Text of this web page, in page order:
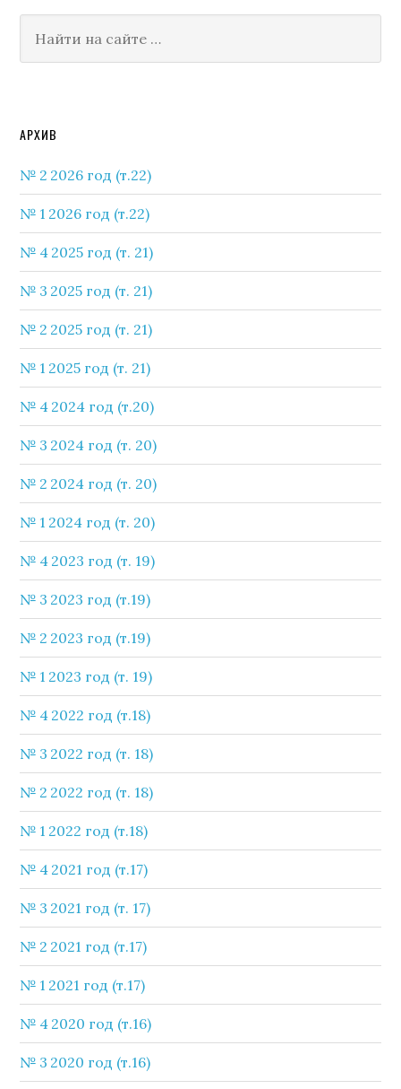
на
Secondary
Sidebar
АРХИВ
№ 2 2026 год (т.22)
№ 1 2026 год (т.22)
№ 4 2025 год (т. 21)
№ 3 2025 год (т. 21)
№ 2 2025 год (т. 21)
№ 1 2025 год (т. 21)
№ 4 2024 год (т.20)
№ 3 2024 год (т. 20)
№ 2 2024 год (т. 20)
№ 1 2024 год (т. 20)
№ 4 2023 год (т. 19)
№ 3 2023 год (т.19)
№ 2 2023 год (т.19)
№ 1 2023 год (т. 19)
№ 4 2022 год (т.18)
№ 3 2022 год (т. 18)
№ 2 2022 год (т. 18)
№ 1 2022 год (т.18)
№ 4 2021 год (т.17)
№ 3 2021 год (т. 17)
№ 2 2021 год (т.17)
№ 1 2021 год (т.17)
№ 4 2020 год (т.16)
№ 3 2020 год (т.16)